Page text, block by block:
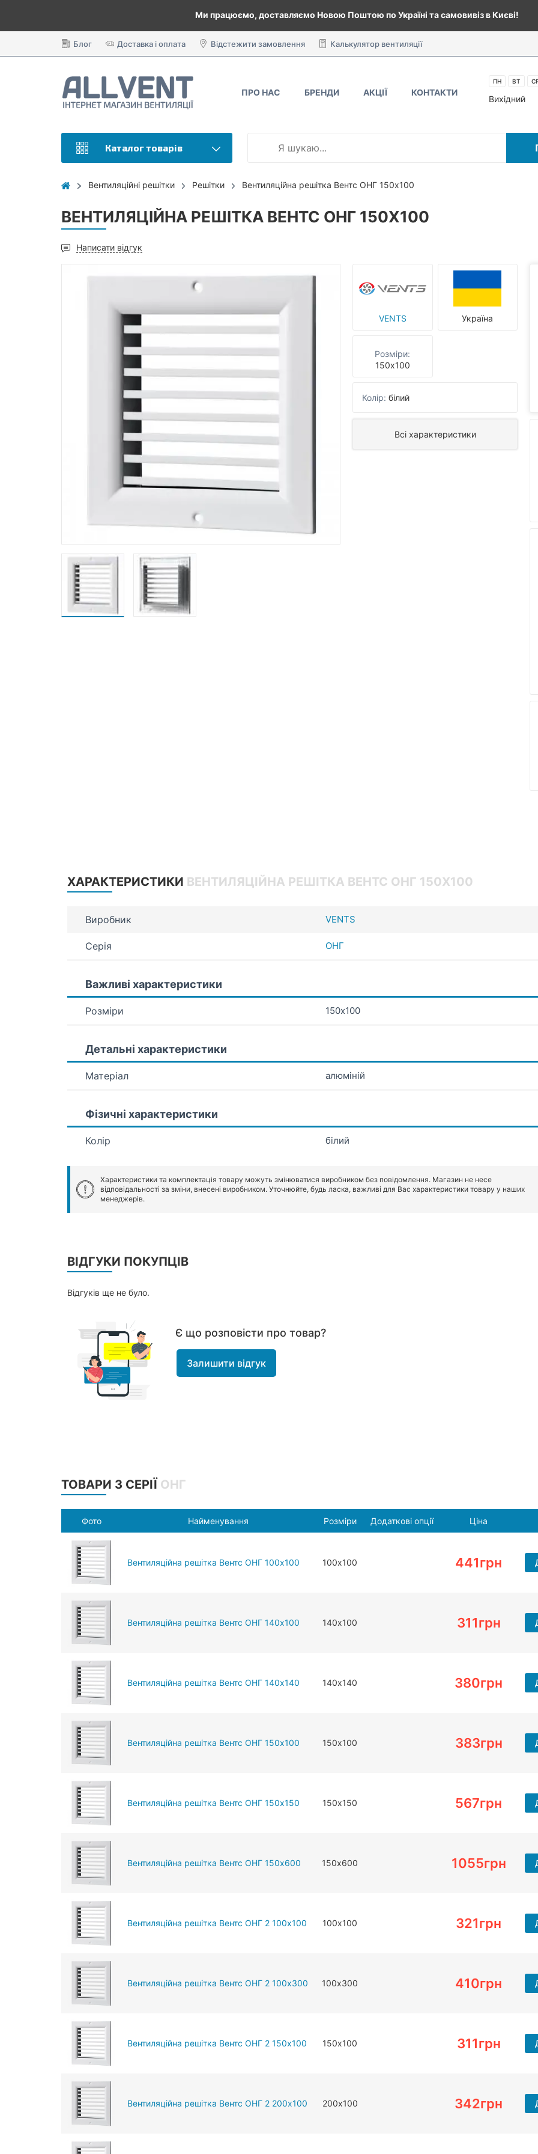
Ми працюємо, доставляємо Новою Поштою по Україні та самовивіз в Києві!
Блог Доставка і оплата Відстежити замовлення Калькулятор вентиляції
ПРО НАС БРЕНДИ АКЦІЇ КОНТАКТИ
ПН ВТ
Вихідний
Каталог товарів
Вентиляційні решітки Решітки Вентиляційна решітка Вентс ОНГ 150х100
ВЕНТИЛЯЦІЙНА РЕШІТКА ВЕНТС ОНГ 150Х100
Написати відгук
VENTS Україна
Розміри:
150х100
Колір: білий
Всі характеристики
ХАРАКТЕРИСТИКИ ВЕНТИЛЯЦІЙНА РЕШІТКА ВЕНТС ОНГ 150Х100
Виробник VENTS
Серія ОНГ
Важливі характеристики
Розміри 150х100
Детальні характеристики
Матеріал алюміній
Фізичні характеристики
Колір білий
Характеристики та комплектація товару можуть змінюватися виробником без повідомлення. Магазин не несе
відповідальності за зміни, внесені виробником. Уточнюйте, будь ласка, важливі для Вас характеристики товару у наших
менеджерів.
ВІДГУКИ ПОКУПЦІВ
Відгуків ще не було.
Є що розповісти про товар?
Залишити відгук
ТОВАРИ З СЕРІЇ ОНГ
Фото Найменування Розміри Додаткові опції Ціна
Вентиляційна решітка Вентс ОНГ 100х100 100х100 441грн
Вентиляційна решітка Вентс ОНГ 140х100 140х100 311грн
Вентиляційна решітка Вентс ОНГ 140х140 140х140 380грн
Вентиляційна решітка Вентс ОНГ 150х100 150х100 383грн
Вентиляційна решітка Вентс ОНГ 150х150 150х150 567грн
Вентиляційна решітка Вентс ОНГ 150х600 150х600 1055грн
Вентиляційна решітка Вентс ОНГ 2 100х100 100х100 321грн
Вентиляційна решітка Вентс ОНГ 2 100х300 100х300 410грн
Вентиляційна решітка Вентс ОНГ 2 150х100 150х100 311грн
Вентиляційна решітка Вентс ОНГ 2 200х100 200х100 342грн